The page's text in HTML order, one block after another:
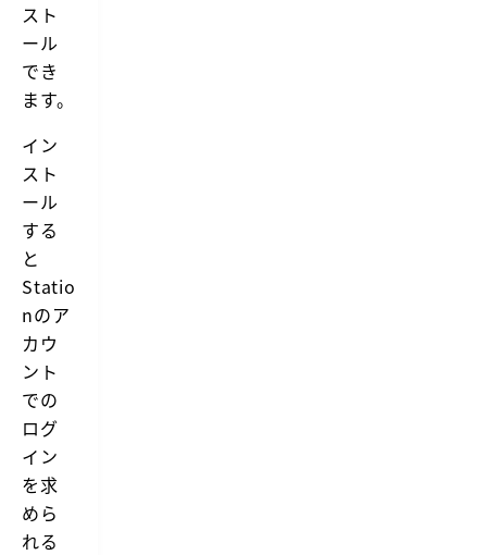
スト
ール
でき
ます。
イン
スト
ール
する
と
Statio
nのア
カウ
ント
での
ログ
イン
を求
めら
れる